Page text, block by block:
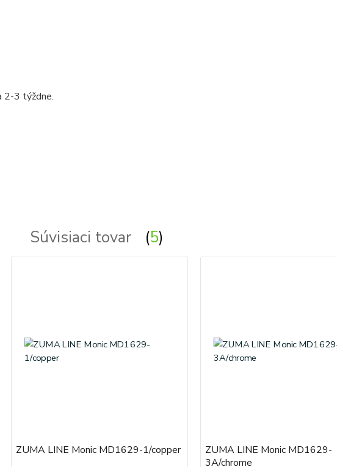
2-3 týždne.
Súvisiaci tovar 5
ZUMA LINE Monic MD1629-1/copper
ZUMA LINE Monic MD1629-
3A/chrome